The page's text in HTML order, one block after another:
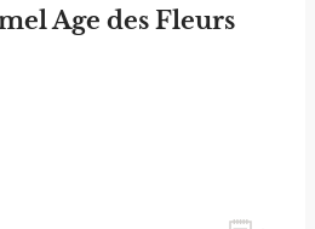
Age des Fleurs